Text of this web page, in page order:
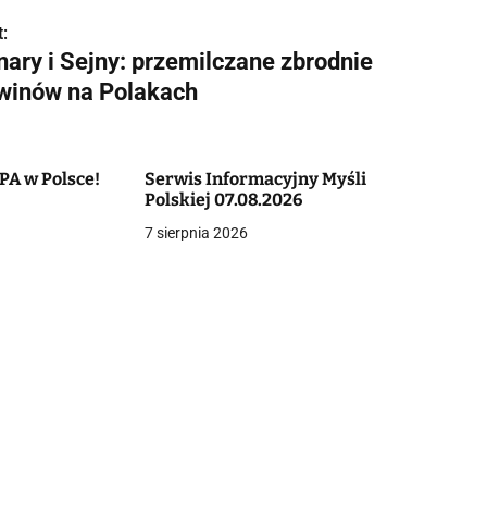
i Sejny: przemilczane zbrodnie
na Polakach
w Polsce!
Serwis Informacyjny Myśli
Polskiej 07.08.2026
7 sierpnia 2026